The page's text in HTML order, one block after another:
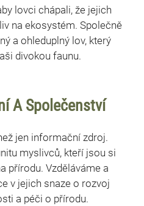
lovci chápali, že jejich
na ekosystém. Společně
a ohleduplný lov, který
divokou faunu.
A Společenství
jen informační zdroj.
myslivců, kteří jsou si
přírodu. Vzděláváme a
v jejich snaze o rozvoj
a péči o přírodu.